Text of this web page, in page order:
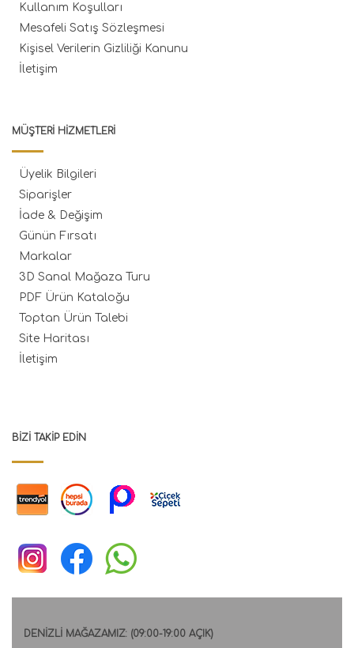
Kullanım Koşulları
Mesafeli Satış Sözleşmesi
Kişisel Verilerin Gizliliği Kanunu
İletişim
MÜŞTERI HIZMETLERI
Üyelik Bilgileri
Siparişler
İade & Değişim
Günün Fırsatı
Markalar
3D Sanal Mağaza Turu
PDF Ürün Kataloğu
Toptan Ürün Talebi
Site Haritası
İletişim
BIZI TAKIP EDIN
DENİZLİ MAĞAZAMIZ: (09:00-19:00 AÇIK)